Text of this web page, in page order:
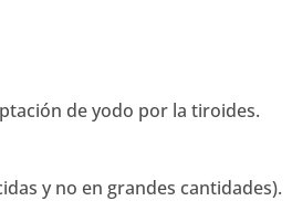
de yodo por la tiroides.
y no en grandes cantidades).